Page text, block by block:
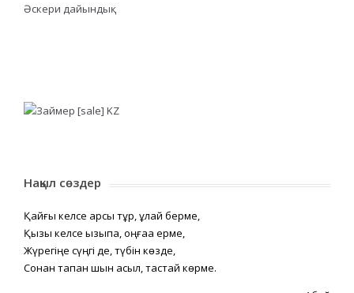
Әскери дайындық
Нақыл сөздер
Қайғы келсе қарсы тұр, құлай берме,
Қызық келсе қызықпа, оңғаққа ерме,
Жүрегіңе сүңгі де, түбін көзде,
Сонан тапқан шын асыл, тастай көрме.